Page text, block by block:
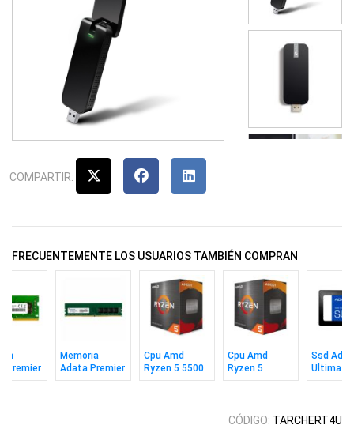
COMPARTIR:
FRECUENTEMENTE LOS USUARIOS TAMBIÉN COMPRAN
Premier
3200
Memoria
Adata Premier
Ddr4 8gb 3200
Cpu Amd
Ryzen 5 5500
Am4 Box
Cpu Amd
Ryzen 5
5600xt Am4
Ssd
Ultimate
Su650
CÓDIGO: TARCHERT4U